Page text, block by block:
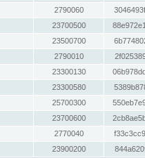
2790060
23700500
23500700
2790010
23300130
23300580
25700300
23700600
2770040
23900200